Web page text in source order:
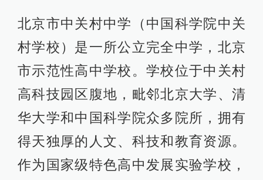
北京市中关村中学（中国科学院中关
村学校）是一所公立完全中学，北京
市示范性高中学校。学校位于中关村
高科技园区腹地，毗邻北京大学、清
华大学和中国科学院众多院所，拥有
得天独厚的人文、科技和教育资源。
作为国家级特色高中发展实验学校，